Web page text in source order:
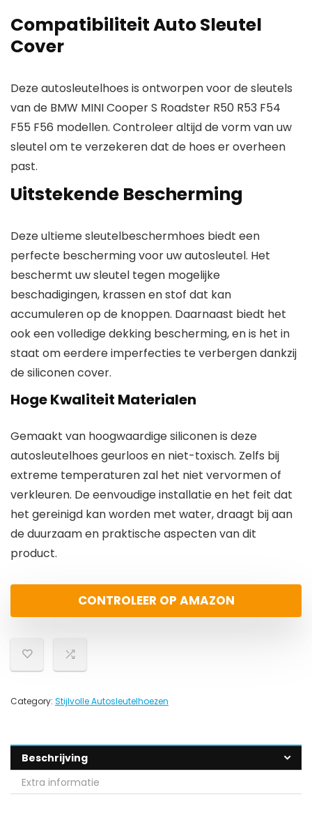
Compatibiliteit Auto Sleutel
Cover
Deze autosleutelhoes is ontworpen voor de sleutels
van de BMW MINI Cooper S Roadster R50 R53 F54
F55 F56 modellen. Controleer altijd de vorm van uw
sleutel om te verzekeren dat de hoes er overheen
past.
Uitstekende Bescherming
Deze ultieme sleutelbeschermhoes biedt een
perfecte bescherming voor uw autosleutel. Het
beschermt uw sleutel tegen mogelijke
beschadigingen, krassen en stof dat kan
accumuleren op de knoppen. Daarnaast biedt het
ook een volledige dekking bescherming, en is het in
staat om eerdere imperfecties te verbergen dankzij
de siliconen cover.
Hoge Kwaliteit Materialen
Gemaakt van hoogwaardige siliconen is deze
autosleutelhoes geurloos en niet-toxisch. Zelfs bij
extreme temperaturen zal het niet vervormen of
verkleuren. De eenvoudige installatie en het feit dat
het gereinigd kan worden met water, draagt bij aan
de duurzaam en praktische aspecten van dit
product.
CONTROLEER OP AMAZON
Category: Stijlvolle Autosleutelhoezen
Beschrijving
Extra informatie